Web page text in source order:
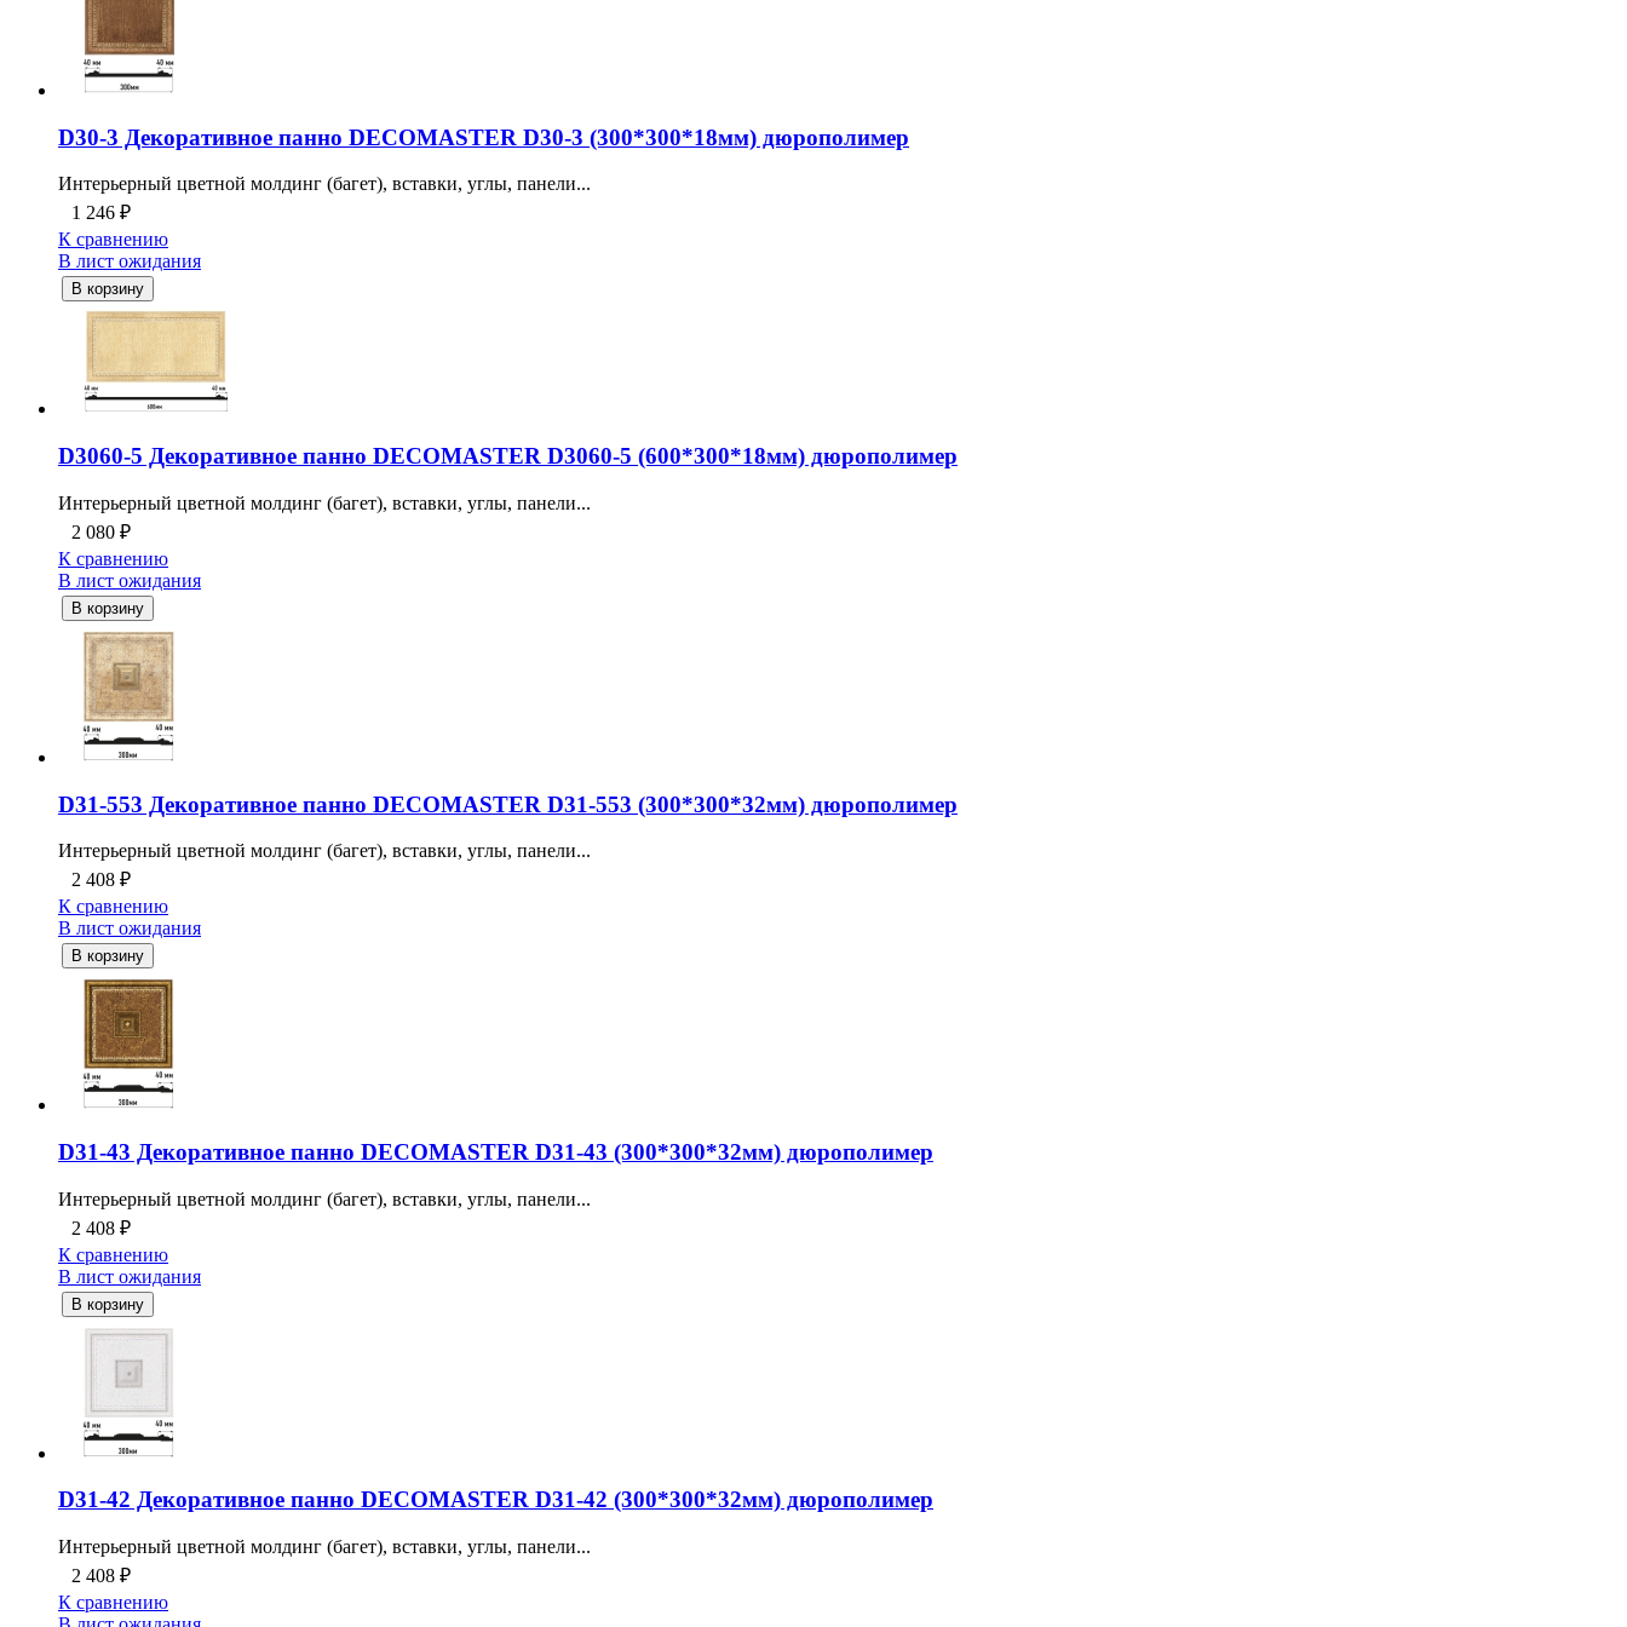
D30-3 Декоративное панно DECOMASTER D30-3 (300*300*18мм) дюрополимер
Интерьерный цветной молдинг (багет), вставки, углы, панели...
1 246 ₽
К сравнению
В лист ожидания
В корзину
D3060-5 Декоративное панно DECOMASTER D3060-5 (600*300*18мм) дюрополимер
Интерьерный цветной молдинг (багет), вставки, углы, панели...
2 080 ₽
К сравнению
В лист ожидания
В корзину
D31-553 Декоративное панно DECOMASTER D31-553 (300*300*32мм) дюрополимер
Интерьерный цветной молдинг (багет), вставки, углы, панели...
2 408 ₽
К сравнению
В лист ожидания
В корзину
D31-43 Декоративное панно DECOMASTER D31-43 (300*300*32мм) дюрополимер
Интерьерный цветной молдинг (багет), вставки, углы, панели...
2 408 ₽
К сравнению
В лист ожидания
В корзину
D31-42 Декоративное панно DECOMASTER D31-42 (300*300*32мм) дюрополимер
Интерьерный цветной молдинг (багет), вставки, углы, панели...
2 408 ₽
К сравнению